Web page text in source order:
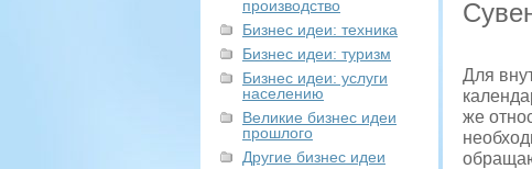
производство
Бизнес идеи: техника
Бизнес идеи: туризм
Бизнес идеи: услуги
населению
Великие бизнес идеи
прошлого
Другие бизнес идеи
Для
же